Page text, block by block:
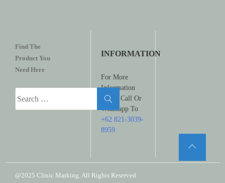
Find The
Product You
Need Here
INFORMATION
For More
Information
Please Call Or
Whatsapp To
+62 821-3039-
8959
@2025 Clinic Marking. All Rights Reserved